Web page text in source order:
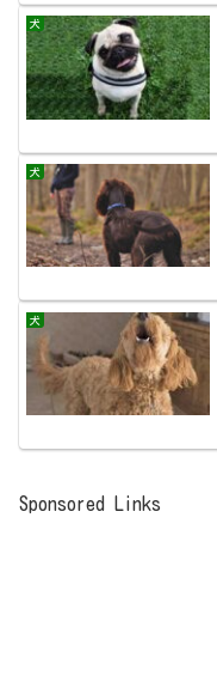
犬
犬
犬
Sponsored Links